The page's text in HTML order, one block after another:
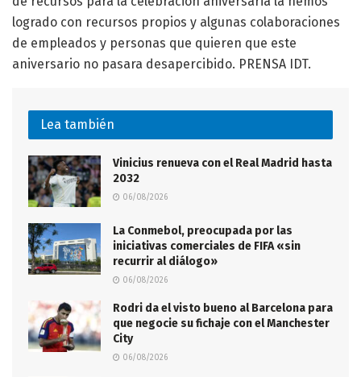
logrado con recursos propios y algunas colaboraciones
de empleados y personas que quieren que este
aniversario no pasara desapercibido. PRENSA IDT.
Lea también
Vinicius renueva con el Real Madrid hasta
2032
06/08/2026
La Conmebol, preocupada por las
iniciativas comerciales de FIFA «sin
recurrir al diálogo»
06/08/2026
Rodri da el visto bueno al Barcelona para
que negocie su fichaje con el Manchester
City
06/08/2026